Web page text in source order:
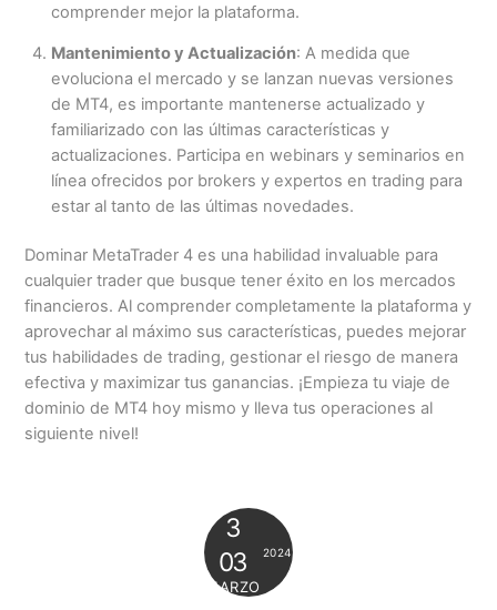
comprender mejor la plataforma.
Mantenimiento y Actualización: A medida que
evoluciona el mercado y se lanzan nuevas versiones
de MT4, es importante mantenerse actualizado y
familiarizado con las últimas características y
actualizaciones. Participa en webinars y seminarios en
línea ofrecidos por brokers y expertos en trading para
estar al tanto de las últimas novedades.
Dominar MetaTrader 4 es una habilidad invaluable para
cualquier trader que busque tener éxito en los mercados
financieros. Al comprender completamente la plataforma y
aprovechar al máximo sus características, puedes mejorar
tus habilidades de trading, gestionar el riesgo de manera
efectiva y maximizar tus ganancias. ¡Empieza tu viaje de
dominio de MT4 hoy mismo y lleva tus operaciones al
siguiente nivel!
3
03
MARZO
2024